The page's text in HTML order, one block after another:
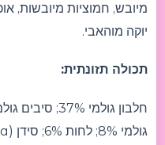
מיובש, חמוציות מיובשות,
יוקה מוהאבי.
תכולה תזונתית: